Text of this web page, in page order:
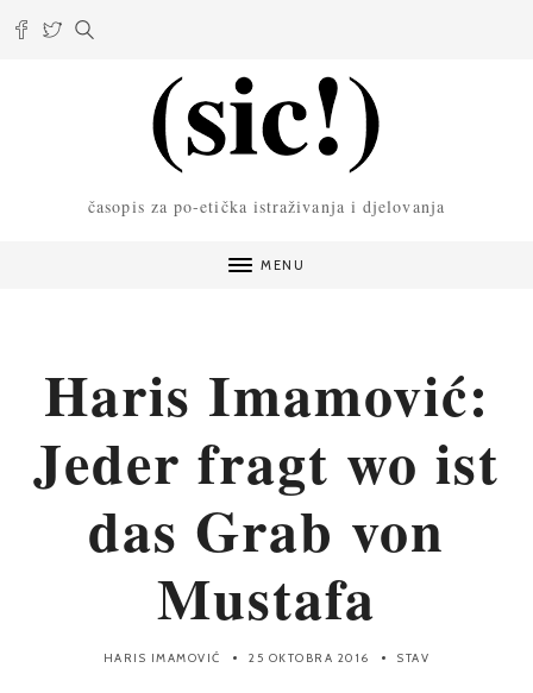
časopis za po-etička istraživanja i djelovanja
MENU
Haris Imamović:
Jeder fragt wo ist
das Grab von
Mustafa
HARIS IMAMOVIĆ 25 OKTOBRA 2016 STAV